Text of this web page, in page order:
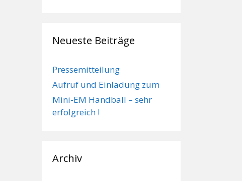
Neueste Beiträge
Pressemitteilung
Aufruf und Einladung zum
Mini-EM Handball – sehr
erfolgreich !
Archiv